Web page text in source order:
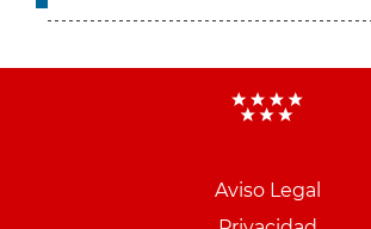
Aviso Legal